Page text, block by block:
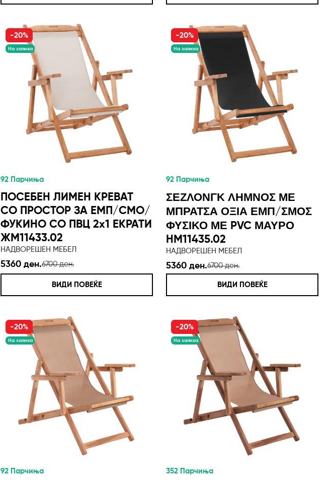
-20%
На залиха
92 Парчиња
ПОСЕБЕН ЛИМЕН КРЕВАТ
СО ПРОСТОР ЗА ЕМП/СМО/
ФУКИНО СО ПВЦ 2x1 ЕКРАТИ
ЖМ11433.02
НАДВОРЕШЕН МЕБЕЛ
5360 ден.6700 ден.
ВИДИ ПОВЕЌЕ
-20%
На залиха
92 Парчиња
ΣΕΖΛΟΝΓΚ ΛΗΜΝΟΣ ΜΕ
ΜΠΡΑΤΣΑ ΟΞΙΑ ΕΜΠ/ΣΜΟΣ
ΦΥΣΙΚΟ ΜΕ PVC ΜΑΥΡΟ
HM11435.02
НАДВОРЕШЕН МЕБЕЛ
5360 ден.6700 ден.
ВИДИ ПОВЕЌЕ
-20%
На залиха
92 Парчиња
-20%
На залиха
352 Парчиња